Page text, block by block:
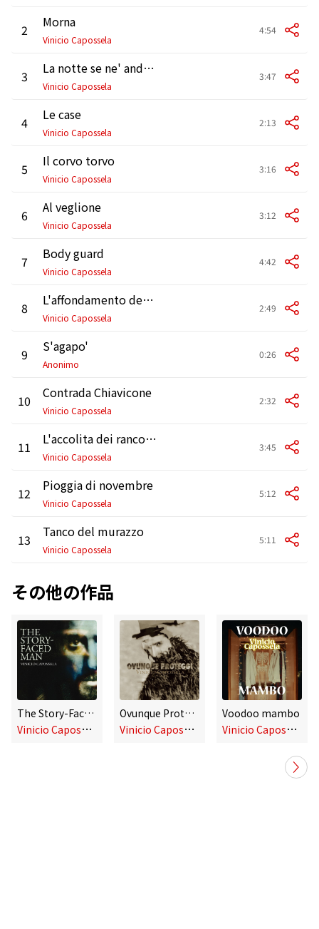
2 Morna
Vinicio Capossela
4:54
3 La notte se ne' andata
Vinicio Capossela
3:47
4 Le case
Vinicio Capossela
2:13
5 Il corvo torvo
Vinicio Capossela
3:16
6 Al veglione
Vinicio Capossela
3:12
7 Body guard
Vinicio Capossela
4:42
8 L'affondamento del Cinastic
Vinicio Capossela
2:49
9 S'agapo'
Anonimo
0:26
10 Contrada Chiavicone
Vinicio Capossela
2:32
11 L'accolita dei rancorosi
Vinicio Capossela
3:45
12 Pioggia di novembre
Vinicio Capossela
5:12
13 Tanco del murazzo
Vinicio Capossela
5:11
その他の作品
The Story-Faced Man
V
inicio Capossela
Ovunque Proteggi
V
inicio Capossela
Voodoo mambo
V
inicio Capossela